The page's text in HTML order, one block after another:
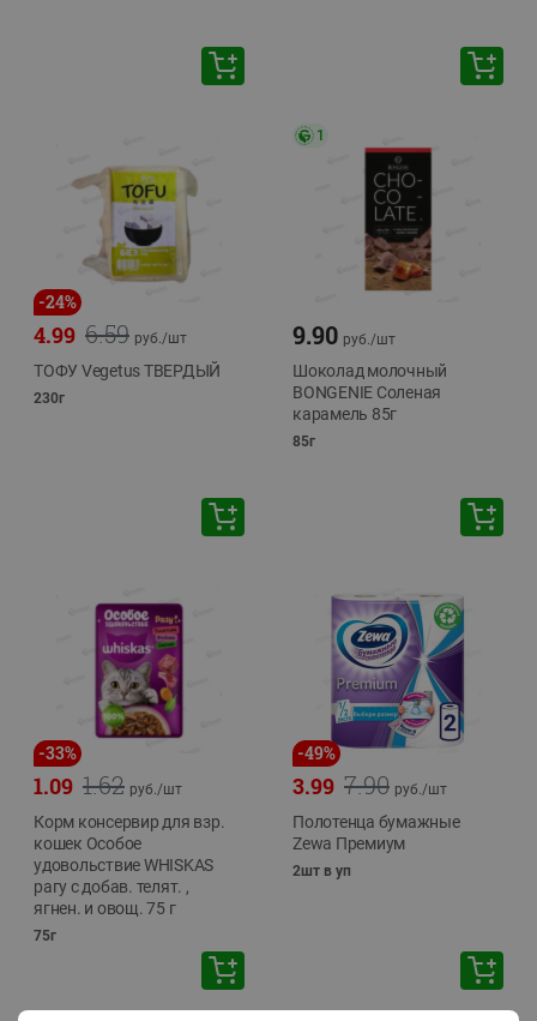
-24%
6.59
4.99 руб./шт
ТОФУ Vegetus ТВЕРДЫЙ
230г
1
9.90 руб./шт
Шоколад молочный
BONGENIE Соленая
карамель 85г
85г
-33%
1.62
1.09 руб./шт
Корм консервир для взр.
кошек Особое
удовольствие WHISKAS
рагу с добав. телят. ,
ягнен. и овощ. 75 г
75г
-49%
7.90
3.99 руб./шт
Полотенца бумажные
Zewa Премиум
2шт в уп